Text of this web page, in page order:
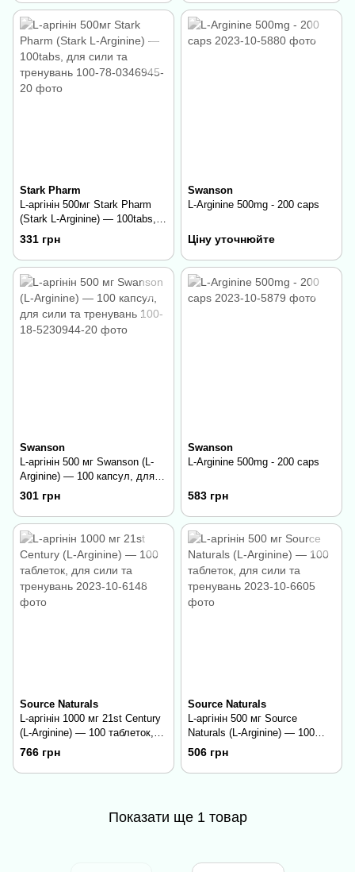
Stark Pharm
L-аргінін 500мг Stark Pharm
(Stark L-Arginine) — 100tabs,
для сили та тренувань
331 грн
Swanson
L-Arginine 500mg - 200 caps
Ціну уточнюйте
Swanson
L-аргінін 500 мг Swanson (L-
Arginine) — 100 капсул, для
сили та тренувань
301 грн
Swanson
L-Arginine 500mg - 200 caps
583 грн
Source Naturals
L-аргінін 1000 мг 21st Century
(L-Arginine) — 100 таблеток,
для сили та тренувань
766 грн
Source Naturals
L-аргінін 500 мг Source
Naturals (L-Arginine) — 100
таблеток, для сили та
тренувань
506 грн
Показати ще 1 товар